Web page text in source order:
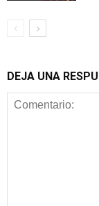
DEJA UNA